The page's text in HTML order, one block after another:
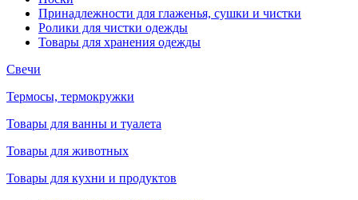
Принадлежности для глаженья, сушки и чистки
Ролики для чистки одежды
Товары для хранения одежды
Свечи
Термосы, термокружки
Товары для ванны и туалета
Товары для животных
Товары для кухни и продуктов